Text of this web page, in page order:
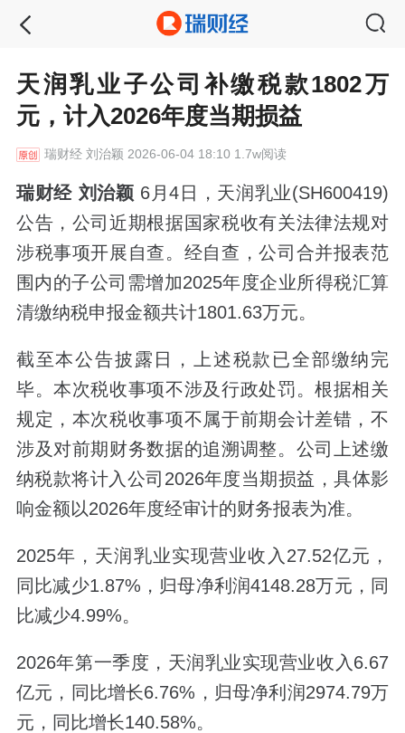
天润乳业子公司补缴税款1802万
元，计入2026年度当期损益
瑞财经刘治颖 2026-06-04 18:10 1.7w阅读
瑞财经 刘治颖 6月4日，天润乳业(SH600419)
公告，公司近期根据国家税收有关法律法规对
涉税事项开展自查。经自查，公司合并报表范
围内的子公司需增加2025年度企业所得税汇算
清缴纳税申报金额共计1801.63万元。
截至本公告披露日，上述税款已全部缴纳完
毕。本次税收事项不涉及行政处罚。根据相关
规定，本次税收事项不属于前期会计差错，不
涉及对前期财务数据的追溯调整。公司上述缴
纳税款将计入公司2026年度当期损益，具体影
响金额以2026年度经审计的财务报表为准。
2025年，天润乳业实现营业收入27.52亿元，
同比减少1.87%，归母净利润4148.28万元，同
比减少4.99%。
2026年第一季度，天润乳业实现营业收入6.67
亿元，同比增长6.76%，归母净利润2974.79万
元，同比增长140.58%。